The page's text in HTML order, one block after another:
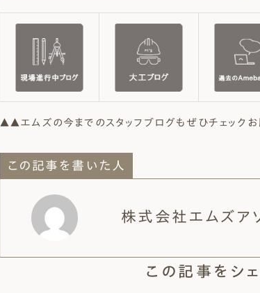
▲▲エムズの今までのスタッフブログもぜひチェック
この記事を書いた人
株式会社エムズア
この記事をシ